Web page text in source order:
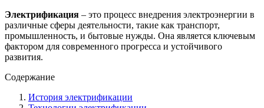
Электрификация – это процесс внедрения электроэнергии в
различные сферы деятельности, такие как транспорт,
промышленность, и бытовые нужды. Она является ключевым
фактором для современного прогресса и устойчивого
развития.
Содержание
История электрификации